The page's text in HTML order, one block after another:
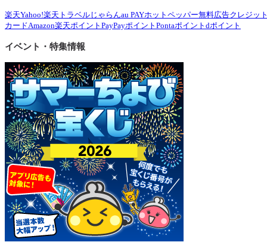
楽天Yahoo!楽天トラベル じゃらんau PAYホットペッパー無料広告クレジッ
カードAmazon楽天ポイント PayPayポイント Pontaポイント dポイント
イベント・特集情報